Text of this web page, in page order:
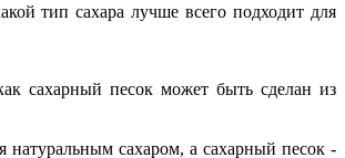
тип сахара лучше всего подходит для
сахарный песок может быть сделан из
натуральным сахаром, а сахарный песок -